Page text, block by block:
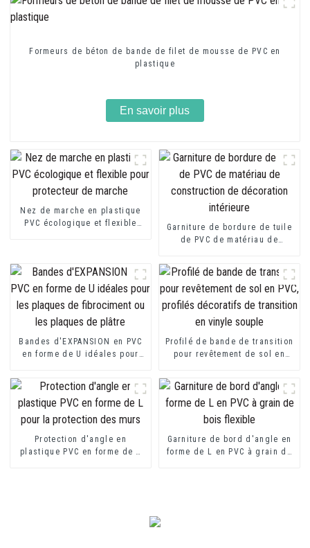
Formeurs de béton de bande de filet de mousse de PVC en
plastique
En savoir plus
Nez de marche en plastique
PVC écologique et flexible
Garniture de bordure de tuile
de PVC de matériau de
Bandes d'EXPANSION en PVC
en forme de U idéales pour
Profilé de bande de transition
pour revêtement de sol en
Protection d'angle en
plastique PVC en forme de L
Garniture de bord d'angle en
forme de L en PVC à grain de